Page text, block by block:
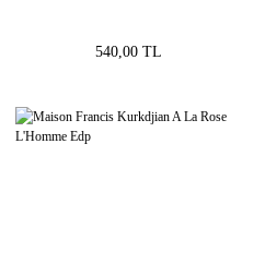
540,00 TL